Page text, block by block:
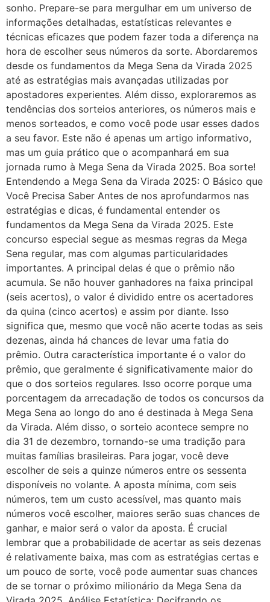
sonho. Prepare-se para mergulhar em um universo de
informações detalhadas, estatísticas relevantes e
técnicas eficazes que podem fazer toda a diferença na
hora de escolher seus números da sorte. Abordaremos
desde os fundamentos da Mega Sena da Virada 2025
até as estratégias mais avançadas utilizadas por
apostadores experientes. Além disso, exploraremos as
tendências dos sorteios anteriores, os números mais e
menos sorteados, e como você pode usar esses dados
a seu favor. Este não é apenas um artigo informativo,
mas um guia prático que o acompanhará em sua
jornada rumo à Mega Sena da Virada 2025. Boa sorte!
Entendendo a Mega Sena da Virada 2025: O Básico que
Você Precisa Saber Antes de nos aprofundarmos nas
estratégias e dicas, é fundamental entender os
fundamentos da Mega Sena da Virada 2025. Este
concurso especial segue as mesmas regras da Mega
Sena regular, mas com algumas particularidades
importantes. A principal delas é que o prêmio não
acumula. Se não houver ganhadores na faixa principal
(seis acertos), o valor é dividido entre os acertadores
da quina (cinco acertos) e assim por diante. Isso
significa que, mesmo que você não acerte todas as seis
dezenas, ainda há chances de levar uma fatia do
prêmio. Outra característica importante é o valor do
prêmio, que geralmente é significativamente maior do
que o dos sorteios regulares. Isso ocorre porque uma
porcentagem da arrecadação de todos os concursos da
Mega Sena ao longo do ano é destinada à Mega Sena
da Virada. Além disso, o sorteio acontece sempre no
dia 31 de dezembro, tornando-se uma tradição para
muitas famílias brasileiras. Para jogar, você deve
escolher de seis a quinze números entre os sessenta
disponíveis no volante. A aposta mínima, com seis
números, tem um custo acessível, mas quanto mais
números você escolher, maiores serão suas chances de
ganhar, e maior será o valor da aposta. É crucial
lembrar que a probabilidade de acertar as seis dezenas
é relativamente baixa, mas com as estratégias certas e
um pouco de sorte, você pode aumentar suas chances
de se tornar o próximo milionário da Mega Sena da